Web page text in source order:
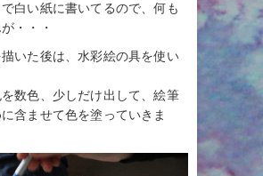
で白い紙に書いてるので、何も
・・・
いた後は、水彩絵の具を使い
数色、少しだけ出して、絵筆
含ませて色を塗っていきま